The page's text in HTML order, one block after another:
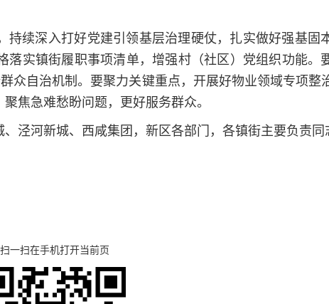
续深入打好党建引领基层治理硬仗，扎实做好强基固
实镇街履职事项清单，增强村（社区）党组织功能。
自治机制。要聚力关键重点，开展好物业领域专项整
焦急难愁盼问题，更好服务群众。
泾河新城、西咸集团，新区各部门，各镇街主要负责同
扫一扫在手机打开当前页